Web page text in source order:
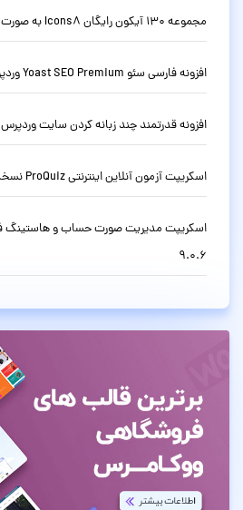
مجموعه 130 آیکون رایگان Icons8 به صورت SVG
افزونه فارسی سئو Yoast SEO Premium وردپرس نسخه حرفه ای 28.1
افزونه قدرتمند چند زبانه کردن سایت وردپرس WPML نسخه 4.9.6
اسکریپت آزمون آنلاین اینترنتی ProQuiz نسخه 2.0.2
9.0.6